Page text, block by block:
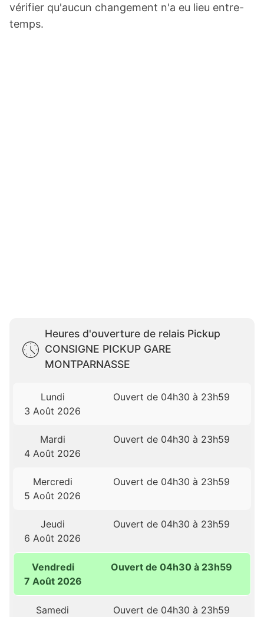
vérifier qu'aucun changement n'a eu lieu entre-
temps.
Heures d'ouverture de relais Pickup
CONSIGNE PICKUP GARE
MONTPARNASSE
Lundi
3 Août 2026
Ouvert de 04h30 à 23h59
Mardi
4 Août 2026
Ouvert de 04h30 à 23h59
Mercredi
5 Août 2026
Ouvert de 04h30 à 23h59
Jeudi
6 Août 2026
Ouvert de 04h30 à 23h59
Vendredi
7 Août 2026
Ouvert de 04h30 à 23h59
Samedi
Ouvert de 04h30 à 23h59